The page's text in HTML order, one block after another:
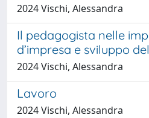
2024 Vischi, Alessandra
Il pedagogista nelle
d’impresa e sviluppo
2024 Vischi, Alessandra
Lavoro
2024 Vischi, Alessandra